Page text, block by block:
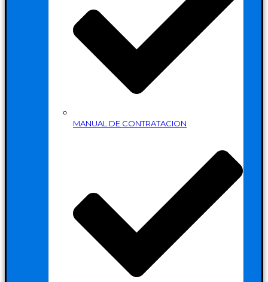
MANUAL DE CONTRATACION